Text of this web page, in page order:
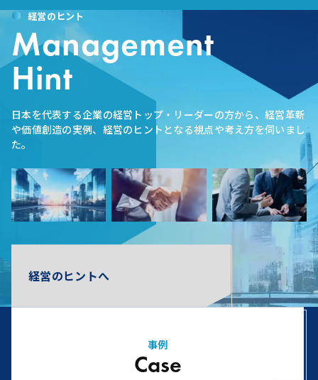
経営のヒント
Management
Hint
日本を代表する企業の経営トップ・リーダーの方から、経営革新
や価値創造の実例、経営のヒントとなる視点や考え方を伺いまし
た。
経営のヒントへ
事例
Case